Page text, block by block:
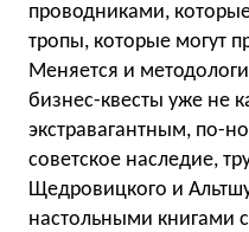
проводниками,
тропы, которые могут
Меняется и
бизнес-квесты уже не
экстравагантным, по-
советское наследие,
Щедровицкого и
настольными книгами